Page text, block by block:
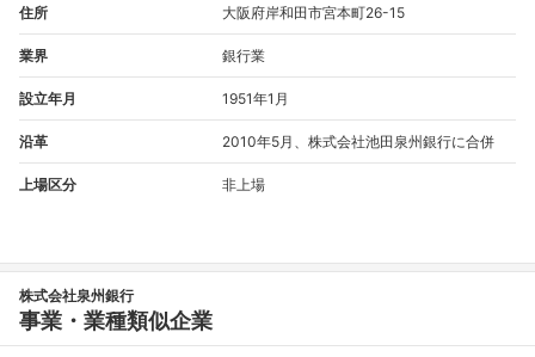
住所 大阪府岸和田市宮本町26-15
業界 銀行業
設立年月 1951年1月
沿革 2010年5月、株式会社池田泉州銀行に合併
上場区分 非上場
株式会社泉州銀行
事業・業種類似企業